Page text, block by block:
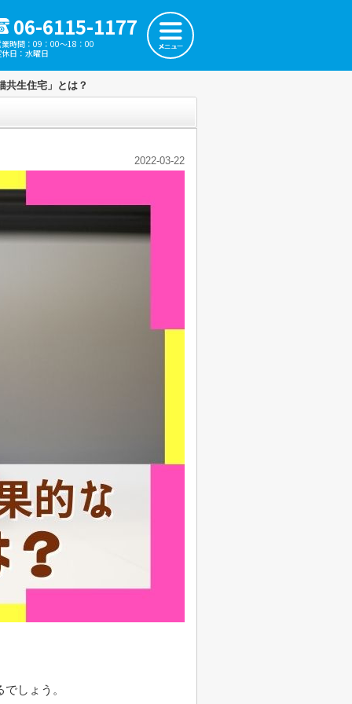
06-6115-1177
時間：09：00～18：00
日：水曜日
共生住宅」とは？
2022-03-22
しょう。